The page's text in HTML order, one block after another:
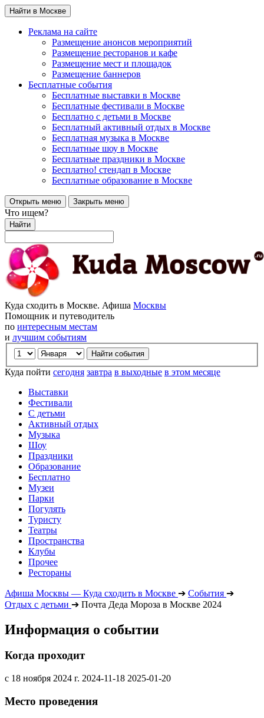
Найти в Москве
Реклама на сайте
Размещение анонсов мероприятий
Размещение ресторанов и кафе
Размещение мест и площадок
Размещение баннеров
Бесплатные события
Бесплатные выставки в Москве
Бесплатные фестивали в Москве
Бесплатно с детьми в Москве
Бесплатный активный отдых в Москве
Бесплатная музыка в Москве
Бесплатные шоу в Москве
Бесплатные праздники в Москве
Бесплатно! стендап в Москве
Бесплатные образование в Москве
Открыть меню Закрыть меню
Что ищем?
Найти
Куда сходить в Москве. Афиша Москвы
Помощник и путеводитель
по интересным местам
и лучшим событиям
Куда пойти сегодня завтра в выходные в этом месяце
Выставки
Фестивали
С детьми
Активный отдых
Музыка
Шоу
Праздники
Образование
Бесплатно
Музеи
Парки
Погулять
Туристу
Театры
Пространства
Клубы
Прочее
Рестораны
Афиша Москвы — Куда сходить в Москве ➔ События ➔
Отдых с детьми ➔ Почта Деда Мороза в Москве 2024
Информация о событии
Когда проходит
с 18 ноября 2024 г. 2024-11-18 2025-01-20
Место проведения